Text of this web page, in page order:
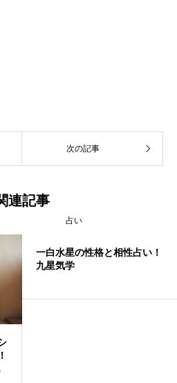
次の記事
連記事
占い
一白水星の性格と相性占い！
九星気学